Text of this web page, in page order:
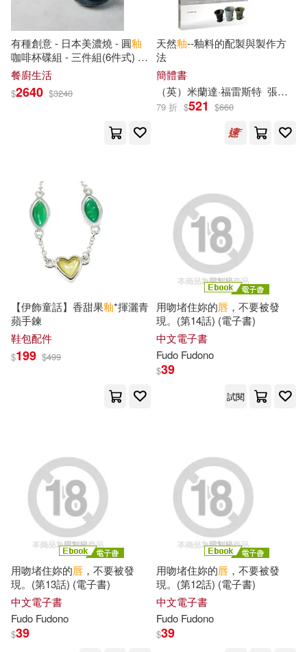
李季（主編）(1)
李巍然（主編）(1) 李明(1)
李欣營(1)
林欣微(1) 桐式トキコ(1)
森輕煙(1)
楊子逸(1) 江建新(1)
海男(1)
潘柏林（主編）(1)
王亞婷、臺北縣立鶯歌陶瓷博物館
(1)
王儒萱(1) 王凌靚華(1)
網戀館(1)
藝術家(1) 角立有限公司(1)
誠文堂新光社(1)
貴州人民出版社(1)
車庫娛樂(1)
遼寧科學技術出版社(1)
野人(1) 長江出版社(1)
長江文藝出版社(1)
雲南人民出版社(1)
香港大學出版社(1)
黃山書社(1)
有種創意 - 日本美濃燒 - 圓釉
咖啡杯碟組 - 三件組(6件式) -
200 ml
餐廚生活
$2640 $3240
天然釉--釉料的配製與製作方
法
簡體書
（英）米蘭達·福雷斯特 張凌雲
79 折 $521 $660
【伊飾童話】香甜果釉*揮灑青
蘋手鍊
鞋包配件
$199 $499
用吻堵住妳的唇 ，不要被發
現。(第14話) (電子書)
中文電子書
Fudo Fudono
$39
試閱
用吻堵住妳的唇 ，不要被發
現。(第13話) (電子書)
中文電子書
Fudo Fudono
$39
用吻堵住妳的唇 ，不要被發
現。(第12話) (電子書)
中文電子書
Fudo Fudono
$39